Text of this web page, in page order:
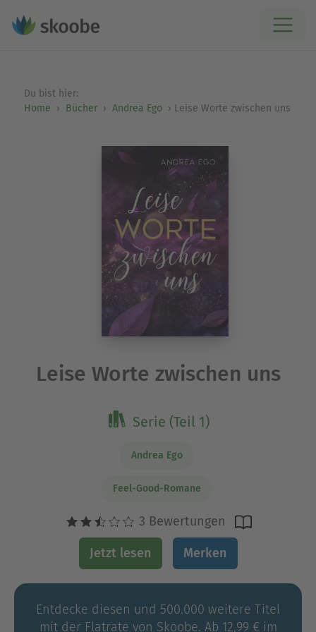
Du bist hier:
Home
Bücher Andrea Ego Leise Worte zwischen uns
Leise Worte zwischen uns
Serie (Teil 1)
Andrea Ego
Feel-Good-Romane
3 Bewertungen
Jetzt lesen Merken
Entdecke diesen und 500.000 weitere Titel
mit der Flatrate von Skoobe. Ab 12,99 € im